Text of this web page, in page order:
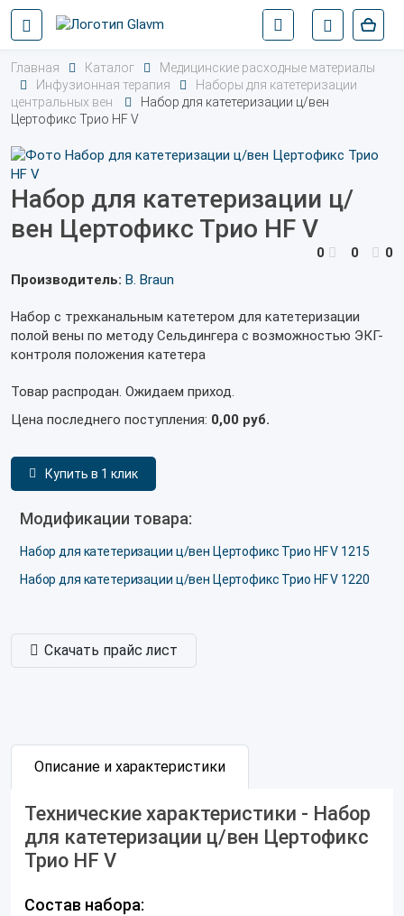
Главная Каталог
Медицинские расходные материалы
Инфузионная терапия
Наборы для катетеризации
центральных вен
Набор для катетеризации ц/вен
Цертофикс Трио HF V
Набор для катетеризации ц/
вен Цертофикс Трио HF V
0 0
0
Производитель: B. Braun
Набор с трехканальным катетером для катетеризации
полой вены по методу Сельдингера с возможностью ЭКГ-
контроля положения катетера
Товар распродан. Ожидаем приход.
Цена последнего поступления: 0,00 руб.
Купить в 1 клик
Модификации товара:
Набор для катетеризации ц/вен Цертофикс Трио HF V 1215
Набор для катетеризации ц/вен Цертофикс Трио HF V 1220
Скачать прайс лист
Описание и характеристики
Технические характеристики - Набор
для катетеризации ц/вен Цертофикс
Трио HF V
Состав набора: